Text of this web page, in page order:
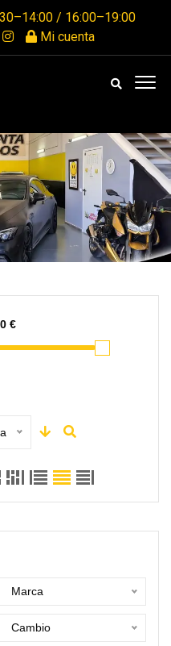
/ 16:00–19:00
Mi cuenta
Marca
Cambio